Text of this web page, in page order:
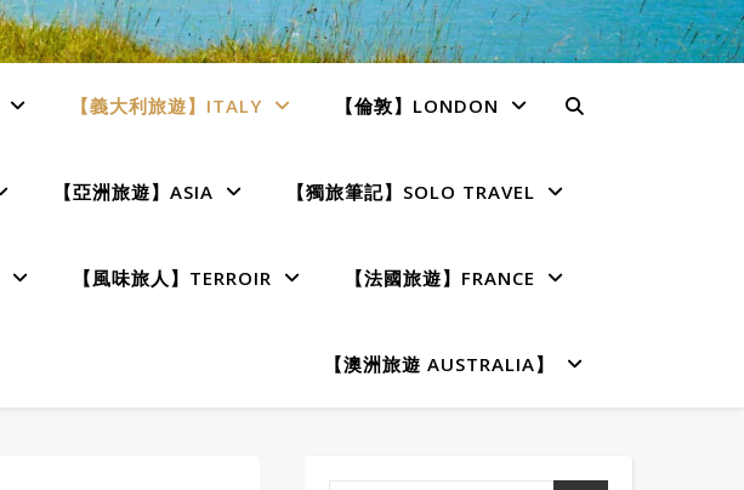
【義大利旅遊】ITALY 【倫敦】LONDON
【亞洲旅遊】ASIA 【獨旅筆記】SOLO TRAVEL
【風味旅人】TERROIR 【法國旅遊】FRANCE
【澳洲旅遊 AUSTRALIA】